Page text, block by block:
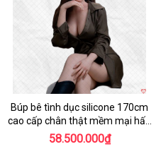
Búp bê tình dục silicone 170cm
cao cấp chân thật mềm mại hấp
dẫn
58.500.000₫